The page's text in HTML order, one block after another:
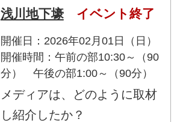
浅川地下壕
イベント終了
開催日：2026年02月01日（日）
開催時間：午前の部10:30～（90
分） 午後の部1:00～（90分）
メディアは、どのように取材
し紹介したか？